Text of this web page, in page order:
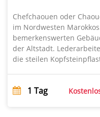
Chefchaouen oder
im Nordwesten
bemerkenswerten
der Altstadt.
die steilen
1 Tag